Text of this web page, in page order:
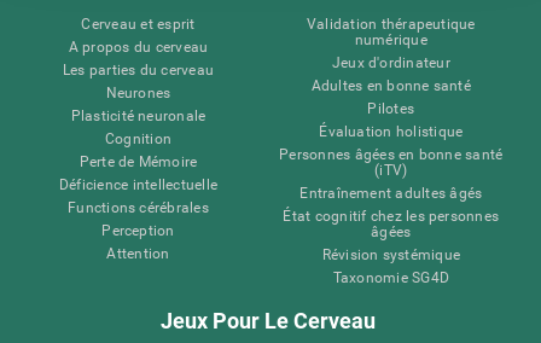
Cerveau et esprit
A propos du cerveau
Les parties du cerveau
Neurones
Plasticité neuronale
Cognition
Perte de Mémoire
Déficience intellectuelle
Functions cérébrales
Perception
Attention
Validation thérapeutique
numérique
Jeux d'ordinateur
Adultes en bonne santé
Pilotes
Évaluation holistique
Personnes âgées en bonne santé
(iTV)
Entraînement adultes âgés
État cognitif chez les personnes
âgées
Révision systémique
Taxonomie SG4D
Jeux Pour Le Cerveau